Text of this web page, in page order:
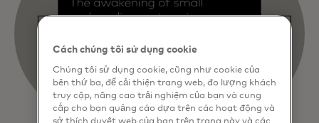
Cách chúng tôi sử dụng cookie
Chúng tôi sử dụng cookie, cũng như cookie của
bên thứ ba, để cải thiện trang web, đo lượng khách
truy cập, nâng cao trải nghiệm của bạn và cung
cấp cho bạn quảng cáo dựa trên các hoạt động và